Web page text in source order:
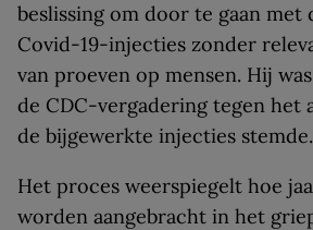
beslissing om door te gaan met
Covid-19-injecties zonder
van proeven op mensen. Hij
de CDC-vergadering tegen het
de bijgewerkte injecties stemde.
Het proces weerspiegelt hoe
worden aangebracht in het